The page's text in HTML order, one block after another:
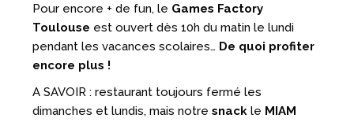
Pour encore + de fun, le Games Factory
Toulouse est ouvert dès 10h du matin le lundi
pendant les vacances scolaires… De quoi profiter
encore plus !
A SAVOIR : restaurant toujours fermé les
dimanches et lundis, mais notresnack le MIAM